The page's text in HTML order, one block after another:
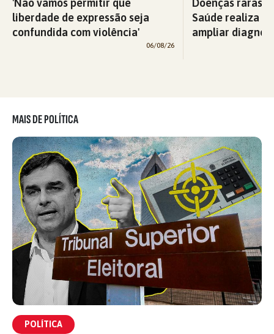
'Não vamos permitir que
liberdade de expressão seja
confundida com violência'
06/08/26
Doenças raras:
Saúde realiza
ampliar
MAIS DE POLÍTICA
POLÍTICA